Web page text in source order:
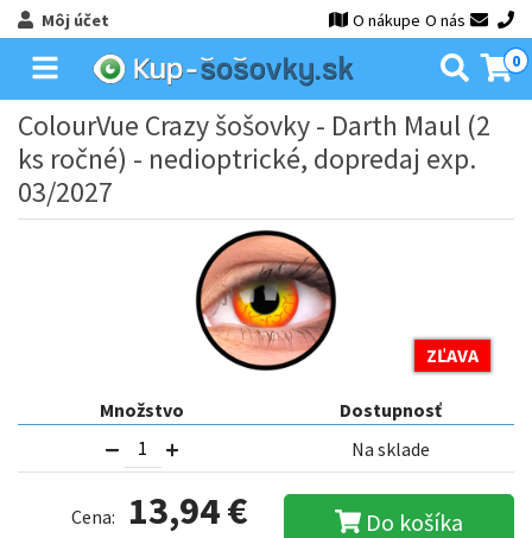
Môj účet O nákupe O nás
0
ColourVue Crazy šošovky - Darth Maul (2
ks ročné) - nedioptrické, dopredaj exp.
03/2027
ZĽAVA
Množstvo
Dostupnosť
Na sklade
Cena: 13,94 € Do košíka